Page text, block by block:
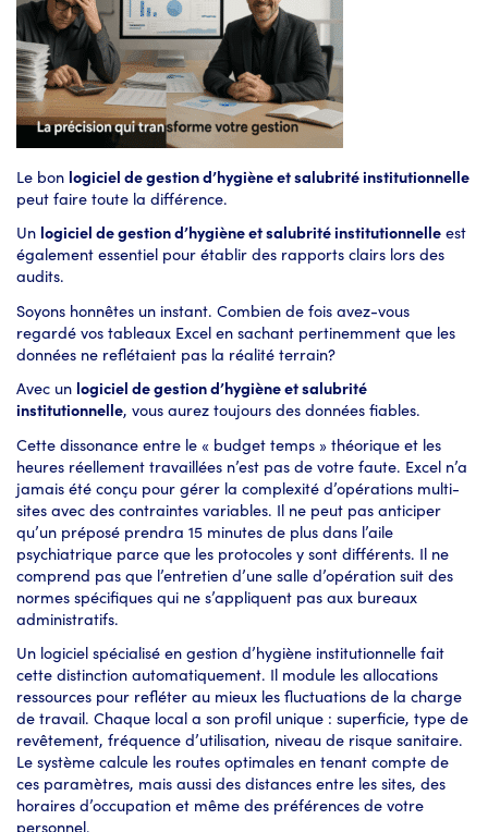
Le bon logiciel de gestion d’hygiène et salubrité institutionnelle
peut faire toute la différence.
Un logiciel de gestion d’hygiène et salubrité institutionnelle est
également essentiel pour établir des rapports clairs lors des
audits.
Soyons honnêtes un instant. Combien de fois avez-vous
regardé vos tableaux Excel en sachant pertinemment que les
données ne reflétaient pas la réalité terrain?
Avec un logiciel de gestion d’hygiène et salubrité
institutionnelle, vous aurez toujours des données fiables.
Cette dissonance entre le « budget temps » théorique et les
heures réellement travaillées n’est pas de votre faute. Excel n’a
jamais été conçu pour gérer la complexité d’opérations multi-
sites avec des contraintes variables. Il ne peut pas anticiper
qu’un préposé prendra 15 minutes de plus dans l’aile
psychiatrique parce que les protocoles y sont différents. Il ne
comprend pas que l’entretien d’une salle d’opération suit des
normes spécifiques qui ne s’appliquent pas aux bureaux
administratifs.
Un logiciel spécialisé en gestion d’hygiène institutionnelle fait
cette distinction automatiquement. Il module les allocations
ressources pour refléter au mieux les fluctuations de la charge
de travail. Chaque local a son profil unique : superficie, type de
revêtement, fréquence d’utilisation, niveau de risque sanitaire.
Le système calcule les routes optimales en tenant compte de
ces paramètres, mais aussi des distances entre les sites, des
horaires d’occupation et même des préférences de votre
personnel.